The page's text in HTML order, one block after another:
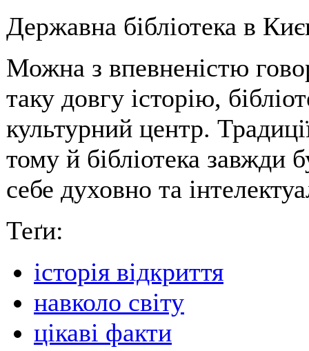
Державна бібліотека в
Можна з впевненістю
таку довгу історію,
культурний центр.
тому й бібліотека завжди
себе духовно та
Теґи:
історія відкриття
навколо світу
цікаві факти